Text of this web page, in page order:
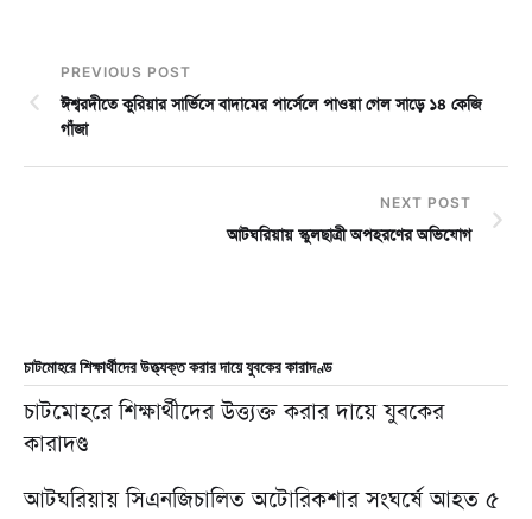
PREVIOUS POST
ঈশ্বরদীতে কুরিয়ার সার্ভিসে বাদামের পার্সেলে পাওয়া গেল সাড়ে ১৪ কেজি
গাঁজা
NEXT POST
আটঘরিয়ায় স্কুলছাত্রী অপহরণের অভিযোগ
চাটমোহরে শিক্ষার্থীদের উত্ত্যক্ত করার দায়ে যুবকের কারাদণ্ড
চাটমোহরে শিক্ষার্থীদের উত্ত্যক্ত করার দায়ে যুবকের
কারাদণ্ড
আটঘরিয়ায় সিএনজিচালিত অটোরিকশার সংঘর্ষে আহত ৫